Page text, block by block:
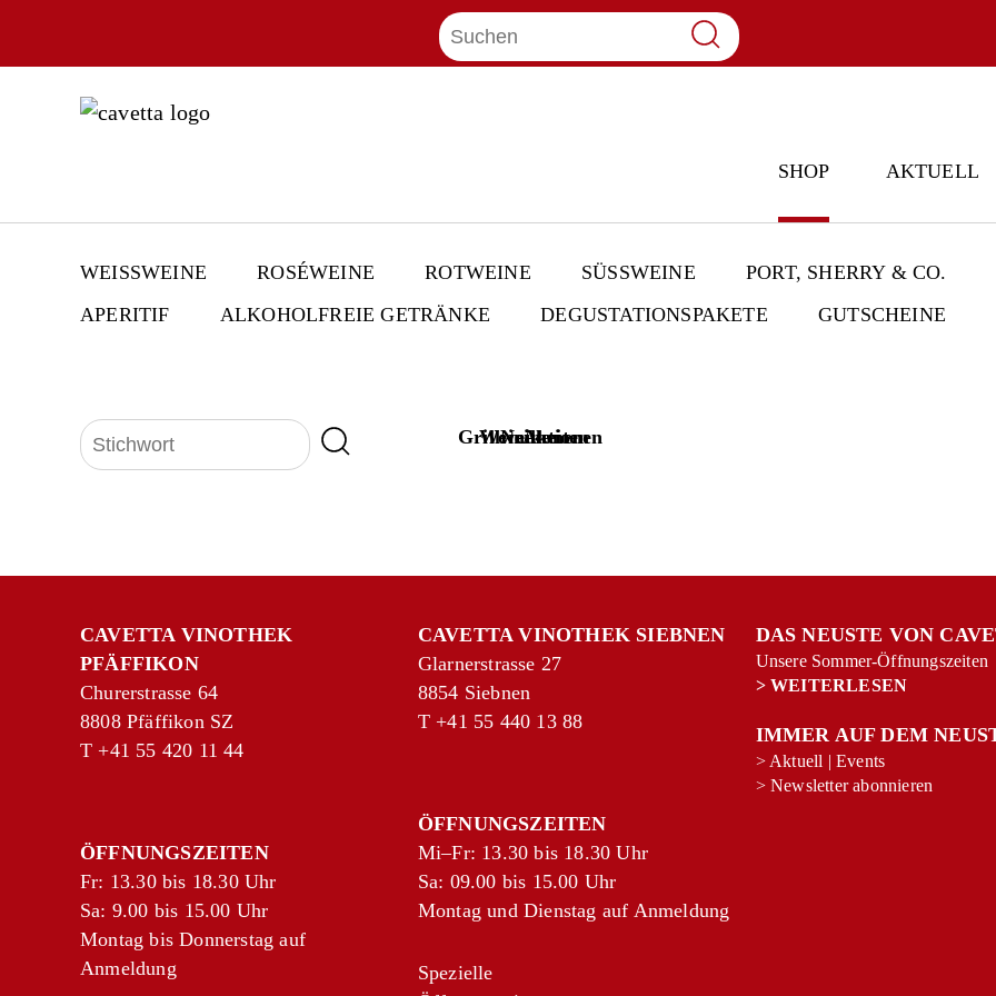
SHOP AKTUELL
WEISSWEINE ROSÉWEINE ROTWEINE SÜSSWEINE PORT, SHERRY & CO.
APERITIF
ALKOHOLFREIE GETRÄNKE DEGUSTATIONSPAKETE GUTSCHEINE
Grillweine
Weinikonen
Neuheiten
Aktionen
CAVETTA VINOTHEK
PFÄFFIKON
Churerstrasse 64
8808 Pfäffikon SZ
T +41 55 420 11 44
ÖFFNUNGSZEITEN
Fr: 13.30 bis 18.30 Uhr
Sa: 9.00 bis 15.00 Uhr
Montag bis Donnerstag auf
Anmeldung
CAVETTA VINOTHEK SIEBNEN
Glarnerstrasse 27
8854 Siebnen
T +41 55 440 13 88
ÖFFNUNGSZEITEN
Mi–Fr: 13.30 bis 18.30 Uhr
Sa: 09.00 bis 15.00 Uhr
Montag und Dienstag auf Anmeldung
Spezielle
DAS NEUSTE VON
Unsere Sommer-Öffnungszeiten
> WEITERLESEN
IMMER AUF DEM
> Aktuell | Events
> Newsletter abonnieren